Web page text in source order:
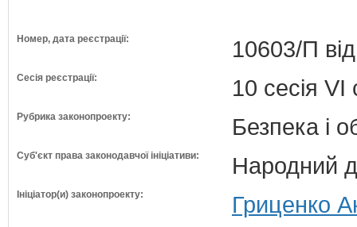
Номер, дата реєстрації: 10603/П
Сесія реєстрації: 10 сесія VI
Рубрика законопроекту: Безпека і
Суб'єкт права законодавчої ініціативи: Народний
Ініціатор(и) законопроекту: Гриценко